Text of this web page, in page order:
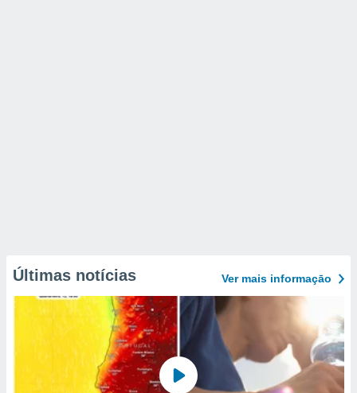
Últimas notícias Ver mais informaçāo